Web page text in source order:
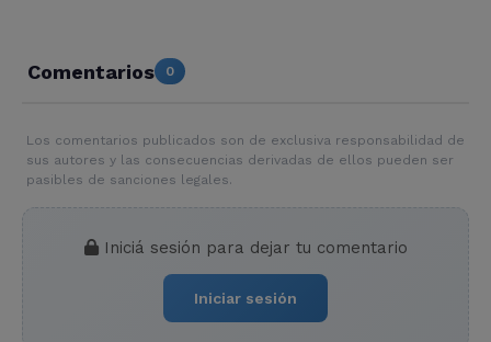
Comentarios 0
Los comentarios publicados son de exclusiva responsabilidad de
sus autores y las consecuencias derivadas de ellos pueden ser
pasibles de sanciones legales.
Iniciá sesión para dejar tu comentario
Iniciar sesión